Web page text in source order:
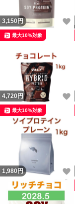
3,150 円
4,720 円
最大10%対象
1,980 円
最大10%対象